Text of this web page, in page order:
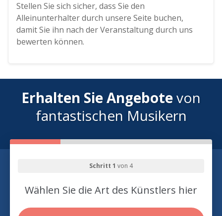
Stellen Sie sich sicher, dass Sie den
Alleinunterhalter durch unsere Seite buchen,
damit Sie ihn nach der Veranstaltung durch uns
bewerten können.
Erhalten Sie Angebotevon
fantastischen Musikern
Schritt 1 von 4
Wählen Sie die Art des Künstlers hier